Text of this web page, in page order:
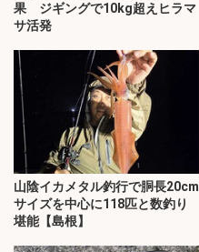
果 ジギングで10kg超えヒラマ
サ活発
山陰イカメタル釣行で胴長20cm
サイズを中心に118匹と数釣り
堪能【島根】